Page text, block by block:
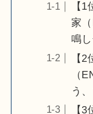
【
家
鳴
【
（
う
【